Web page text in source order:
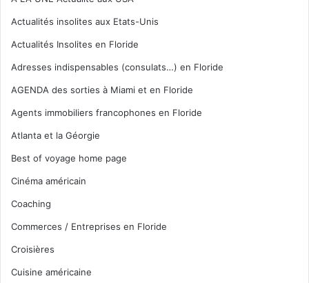
Actualités insolites aux Etats-Unis
Actualités Insolites en Floride
Adresses indispensables (consulats…) en Floride
AGENDA des sorties à Miami et en Floride
Agents immobiliers francophones en Floride
Atlanta et la Géorgie
Best of voyage home page
Cinéma américain
Coaching
Commerces / Entreprises en Floride
Croisières
Cuisine américaine